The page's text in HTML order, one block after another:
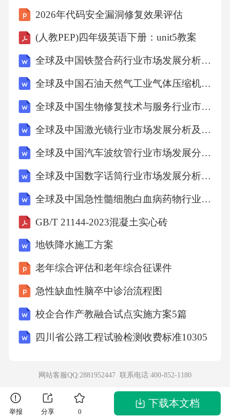
通过和第三方互联网销售平台合作以及电子商
务平台使得各大传统保险公司在传统销售渠道
之外，获得了更大的获利空间，同时进一步改
良和增加公司自身的保险产品种类，在被民众
所接受的同时提高企业知名度。2013年11月，
产保险股份有限公司成立，至此打开了国内专
业互联网保险公司的先河，咨询、投保、核
保、投保全部为网上全流程，在节省了人力资
源成本的同时，为互联网保险产品创新提供了
新的可能。辽沈地区近些年随着国家“振兴东北
老工业基地”的策略的实施落实，经济在逐步回
暖，民众对于保险的需求也在逐渐增加。坐落
在辽沈地区的保险企业，以传统保险公司居
业的互联网保险公司像华汇人寿、众安财险、
泰康在线等保险公司保费收入所占的市场规模
并不大，所以辽沈地区的互联网保险行业有大
量的发展空间。但是与之相对应是，辽沈地区
险的新渠道，对于互联网保险产品的创新以及
2026年代码安全漏洞修复效果评估
(人教PEP)四年级英语下册：unit5教案
全球及中国铁螯合药行业市场发展分析及前景趋势与投资发展研究报告2024-2029版
全球及中国石油天然气工业气体压缩机行业市场发展分析及前景趋势与投资发展研究报告2024-2029版
全球及中国生物修复技术与服务行业市场发展分析及前景趋势与投资发展研究报告2024-2029版
全球及中国激光镜行业市场发展分析及前景趋势与投资发展研究报告2024-2029版
全球及中国汽车波纹管行业市场发展分析及前景趋势与投资发展研究报告2024-2029版
全球及中国数字话筒行业市场发展分析及前景趋势与投资发展研究报告2024-2029版
全球及中国急性髓细胞白血病药物行业市场发展分析及前景趋势与投资发展研究报告2024-2029版
GB/T 21144-2023混凝土实心砖
地铁降水施工方案
老年综合评估和老年综合征课件
急性缺血性脑卒中诊治流程图
校企合作产教融合试点实施方案5篇
四川省公路工程试验检测收费标准10305
网站客服QQ:2881952447 联系电话:400-852-1180
举报 分享 0
下载本文档